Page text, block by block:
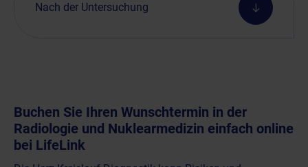
Nach der Untersuchung
Buchen Sie Ihren Wunschtermin in der
Radiologie und Nuklearmedizin einfach online
bei LifeLink